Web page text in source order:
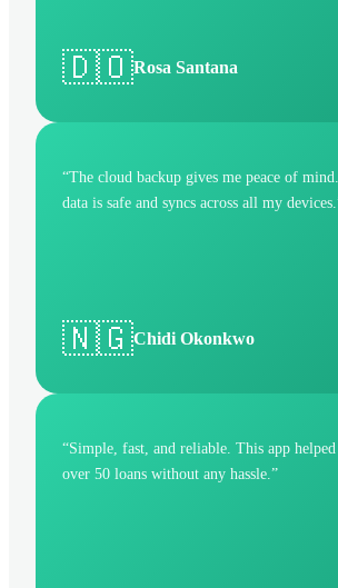
🇩🇴Rosa Santana
“The cloud backup gives me peace of
data is safe and syncs across all my devices.
🇳🇬Chidi Okonkwo
“Simple, fast, and reliable. This app
over 50 loans without any hassle.”